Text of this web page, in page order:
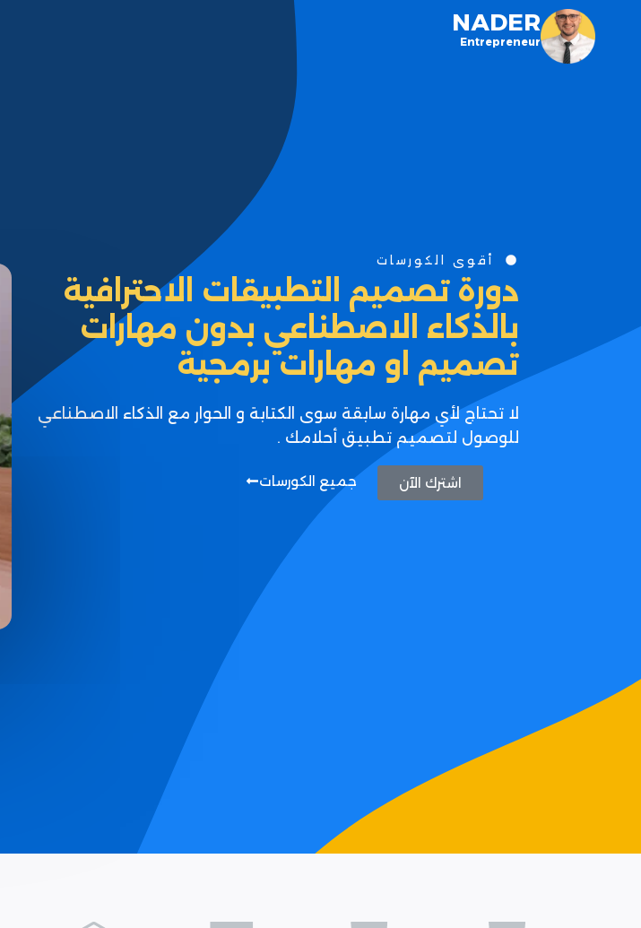
NADER
Entrepreneur
أقوى الكورسات
دورة تصميم التطبيقات الاحترافية
بالذكاء الاصطناعي بدون مهارات
تصميم او مهارات برمجية
لا تحتاج لأي مهارة سابقة سوى الكتابة و الحوار مع الذكاء الاصطناعي
للوصول لتصميم تطبيق أحلامك .
اشترك الآن جميع الكورسات